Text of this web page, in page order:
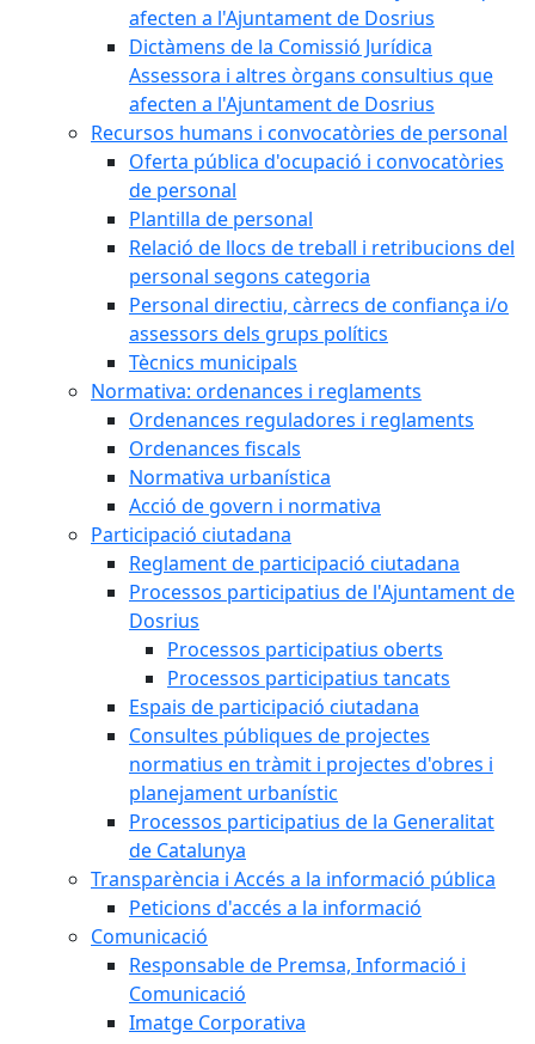
afecten a l'Ajuntament de Dosrius
Dictàmens de la Comissió Jurídica
Assessora i altres òrgans consultius que
afecten a l'Ajuntament de Dosrius
Recursos humans i convocatòries de personal
Oferta pública d'ocupació i convocatòries
de personal
Plantilla de personal
Relació de llocs de treball i retribucions del
personal segons categoria
Personal directiu, càrrecs de confiança i/o
assessors dels grups polítics
Tècnics municipals
Normativa: ordenances i reglaments
Ordenances reguladores i reglaments
Ordenances fiscals
Normativa urbanística
Acció de govern i normativa
Participació ciutadana
Reglament de participació ciutadana
Processos participatius de l'Ajuntament de
Dosrius
Processos participatius oberts
Processos participatius tancats
Espais de participació ciutadana
Consultes públiques de projectes
normatius en tràmit i projectes d'obres i
planejament urbanístic
Processos participatius de la Generalitat
de Catalunya
Transparència i Accés a la informació pública
Peticions d'accés a la informació
Comunicació
Responsable de Premsa, Informació i
Comunicació
Imatge Corporativa